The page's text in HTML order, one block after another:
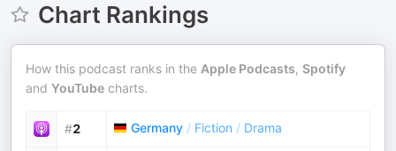
Chart Rankings
How this podcast ranks in the Apple Podcasts, Spotify
and YouTube charts.
#2 Germany / Fiction / Drama